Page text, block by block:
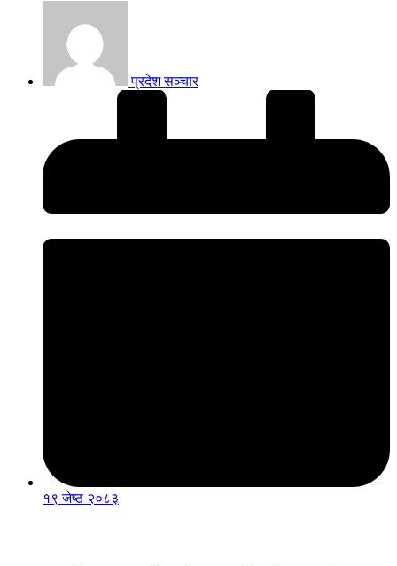
प्रदेश सञ्चार
१९ जेष्ठ २०८३